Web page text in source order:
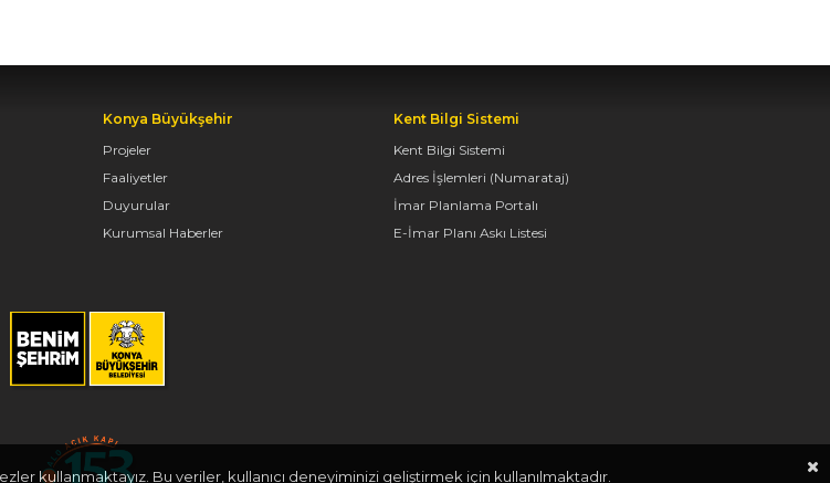
TEMALI VİDEO MAPPİNG
Konya Büyükşehir
Projeler
Faaliyetler
Duyurular
Kurumsal Haberler
Kent Bilgi Sistemi
Kent Bilgi Sistemi
Adres İşlemleri (Numarataj)
İmar Planlama Portalı
E-İmar Planı Askı Listesi
kullanmaktayız. Bu veriler, kullanıcı deneyiminizi geliştirmek için kullanılmaktadır.